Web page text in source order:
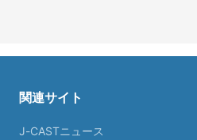
関連サイト
J-CASTニュース